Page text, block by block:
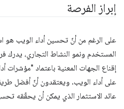
إبراز الفرصة
على الرغم من أنّ تحسين أداء الويب هو
إقناع الجهات المعنية باعتماد "مؤشرات
على أداء الويب. ويعتقدون أنّ أفضل
عائد الاستثمار الذي يمكن أن يحقّقه